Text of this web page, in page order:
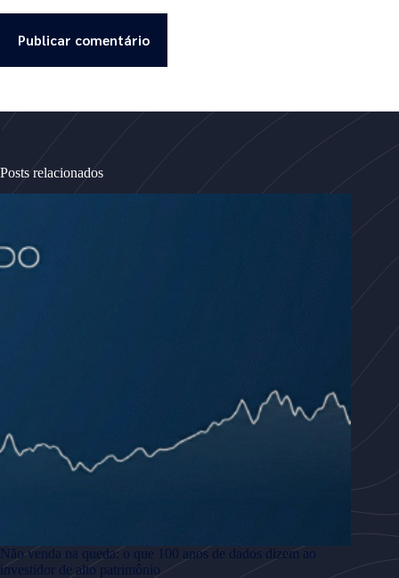
Publicar comentário
Posts relacionados
Não venda na queda: o que 100 anos de dados dizem ao
investidor de alto patrimônio